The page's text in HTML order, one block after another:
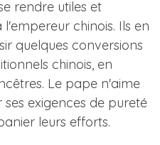
rendre utiles et
chinois. Ils en
quelques conversions
chinois, en
Le pape n'aime
exigences de pureté
leurs efforts.